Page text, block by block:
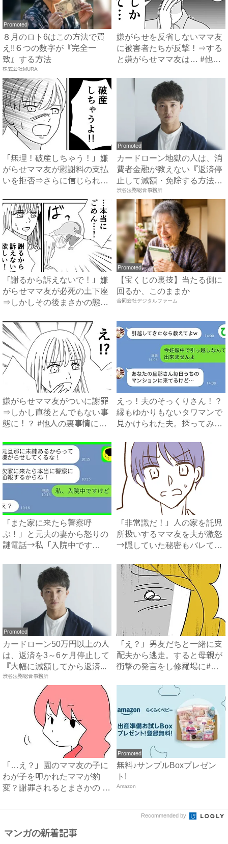
Promoted
８月のロト6はこの方法で買
え!!６つの数字が『完全一
致』する方法
株式会社MURA
嫌がらせを反省しないママ友
に被害者たちが反撃！⇒する
と嫌がらせママ友は… #他
「無理！破産しちゃう！」嫌
がらせママ友が慰謝料の支払
いを拒否⇒さらに信じられな
Promoted
カードローン地獄の人は、消
費者金融が教えない『返済停
止して減額・免除する方法』
で...
渋谷法務総合事務所
「謝るから訴えないで！」嫌
がらせママ友が必死の土下座
⇒しかしその後まさかの態度
Promoted
【宝くじの裏技】当たる側に
回るか、このままか
合同会社デジタルファーム
嫌がらせママ友がついに謝罪
⇒しかし直後とんでもない事
態に！？ #他人の裏事情に
えっ！夫のそっくりさん！？
縁もゆかりもないタワマンで
見かけられた夫。探ってみる
「また家に来たら警察呼
ぶ！」と元夫の妻から怒りの
謎電話→私「入院中です
「非常識だ！」人の家を託児
所扱いするママ友を夫が激怒
→隠していた秘密もバレて最
Promoted
カードローン50万円以上の人
は、返済を3～6ヶ月停止して
『大幅に減額してから返済...
渋谷法務総合事務所
「え？」男友だちと一緒に支
配夫から逃走。すると母親が
衝撃の発言をし修羅場に#ハ
「…え？」園のママ友の子に
わが子を叩かれたママが豹
変？謝罪されるとまさかの #
Promoted
無料♪サンプルBoxプレゼン
ト!
Amazon
Recommended by
マンガの新着記事